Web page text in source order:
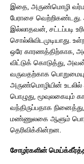
இதை, அருண்மொழி
பேராசை
இல்லாதவன், சட்டப்படி
சொல்லிவிடமுடியாது.
ஒரே காரணத்திற்காக,
விட்டுக் கொடுத்து, அவன்
வருவதற்காக
அருண்மொழியின்
பொழுது, மூவுலகையும்
வந்திருப்பதாக
மண்ணுலகை ஆளும்
தெரிவிக்கின்றன.
சோழர்களின்